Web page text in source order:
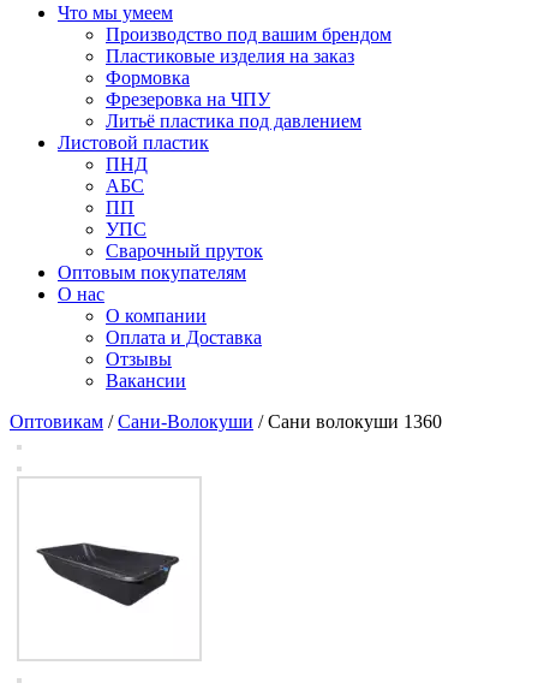
Что мы умеем
Производство под вашим брендом
Пластиковые изделия на заказ
Формовка
Фрезеровка на ЧПУ
Литьё пластика под давлением
Листовой пластик
ПНД
АБС
ПП
УПС
Сварочный пруток
Оптовым покупателям
О нас
О компании
Оплата и Доставка
Отзывы
Вакансии
Оптовикам /Сани-Волокуши / Сани волокуши 1360